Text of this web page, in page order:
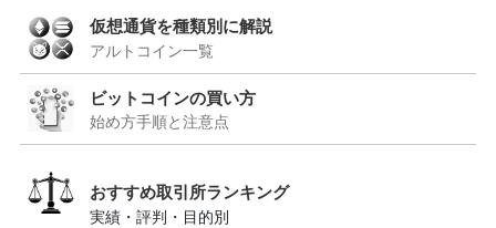
仮想通貨を種類別に解説
アルトコイン一覧
ビットコインの買い方
始め方手順と注意点
おすすめ取引所ランキング
実績・評判・目的別